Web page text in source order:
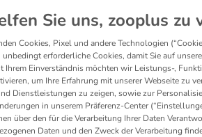
Sie uns, zooplus zu
Cookies, Pixel und andere Technologien
unbedingt erforderliche Cookies, damit Sie auf
Ihrem Einverständnis möchten wir Leistungs-,
um Ihre Erfahrung mit unserer Webseite zu
Dienstleistungen zu zeigen, sowie zur
in unserem Präferenz-Center
über den für die Verarbeitung Ihrer Daten
Daten und den Zweck der Verarbeitung